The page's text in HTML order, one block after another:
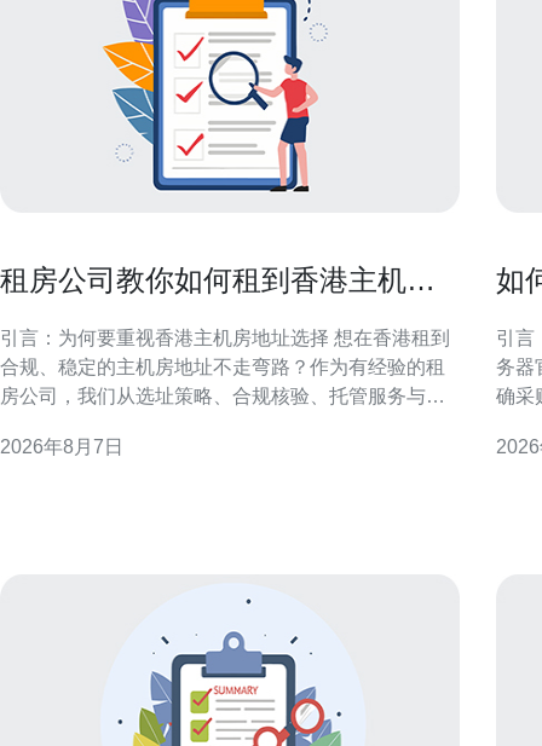
租房公司教你如何租到香港主机房
引言：为何要重视香港主机房地址选择 想在香港租到
合规、稳定的主机房地址不走弯路？作为有经验的租
房公司，我们从选址策略、合规核验、托管服务与实
影响网络连通和法律合规，也直接关系到业务连续性
2026年8月7日
如
引言：明
务器
确采
重官